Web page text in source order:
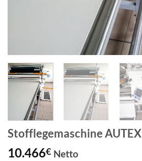
Stofflegemaschine
10.466€ Netto